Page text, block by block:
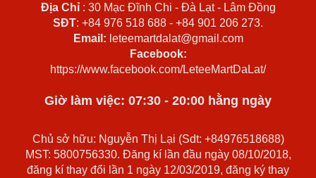
Địa Chỉ: 30 Mạc Đĩnh Chi - Đà Lạt - Lâm Đồng
SĐT: +84 976 518 688 - +84 901 206 273.
Email: leteemartdalat@gmail.com
Facebook:
https://www.facebook.com/LeteeMartDaLat/
Giờ làm việc: 07:30 - 20:00 hằng ngày
Chủ sở hữu: Nguyễn Thị Lại (Sdt: +84976518688)
MST: 5800756330. Đăng kí lần đầu ngày 08/10/2018,
đăng kí thay đổi lần 1 ngày 12/03/2019, đăng ký thay